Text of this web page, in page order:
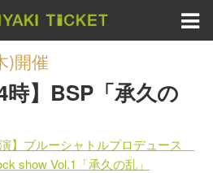
)開催
時】BSP「承久の
演】ブルーシャトルプロデュース
show Vol.1「承久の乱」